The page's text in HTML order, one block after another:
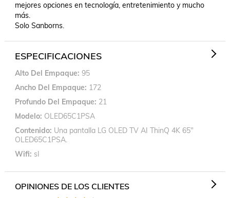
mejores opciones en tecnología, entretenimiento y mucho
más.
Solo Sanborns.
ESPECIFICACIONES
Alto Del Empaque 95
Ancho Del Empaque
172
Profundo Del Empaque 21
Modelo OLED65C1PSA
Contenido Una pantalla LG OLED TV AI ThinQ 4K 65"
OLED65C1PSA.
Wifi sI
OPINIONES DE LOS CLIENTES